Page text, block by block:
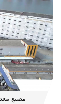
مصنع